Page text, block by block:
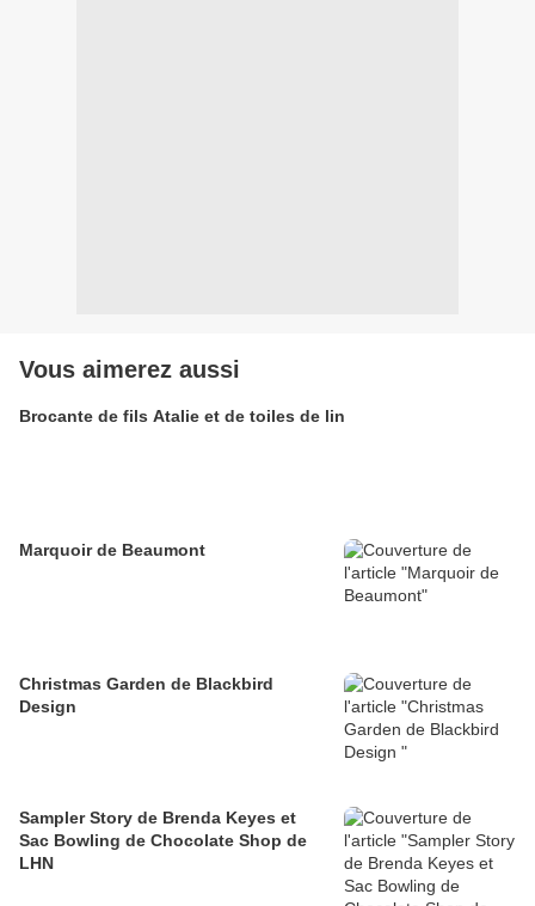
Vous aimerez aussi
Brocante de fils Atalie et de toiles de lin
Marquoir de Beaumont
Christmas Garden de Blackbird
Design
Sampler Story de Brenda Keyes et
Sac Bowling de Chocolate Shop de
LHN